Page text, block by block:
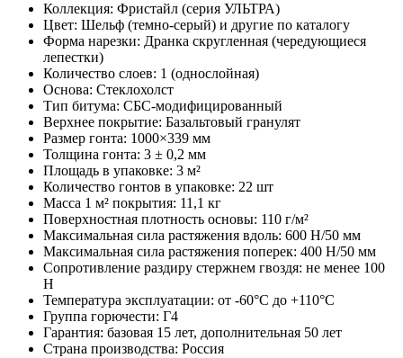
Коллекция: Фристайл (серия УЛЬТРА)
Цвет: Шельф (темно-серый) и другие по каталогу
Форма нарезки: Дранка скругленная (чередующиеся
лепестки)
Количество слоев: 1 (однослойная)
Основа: Стеклохолст
Тип битума: СБС-модифицированный
Верхнее покрытие: Базальтовый гранулят
Размер гонта: 1000×339 мм
Толщина гонта: 3 ± 0,2 мм
Площадь в упаковке: 3 м²
Количество гонтов в упаковке: 22 шт
Масса 1 м² покрытия: 11,1 кг
Поверхностная плотность основы: 110 г/м²
Максимальная сила растяжения вдоль: 600 Н/50 мм
Максимальная сила растяжения поперек: 400 Н/50 мм
Сопротивление раздиру стержнем гвоздя: не менее 100
Н
Температура эксплуатации: от -60°С до +110°С
Группа горючести: Г4
Гарантия: базовая 15 лет, дополнительная 50 лет
Страна производства: Россия